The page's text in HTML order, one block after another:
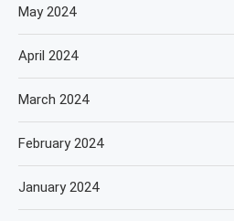
May 2024
April 2024
March 2024
February 2024
January 2024